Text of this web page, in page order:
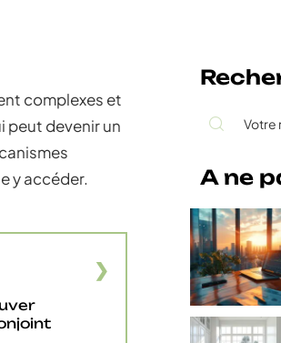
complexes et
peut devenir un
y accéder.
A ne